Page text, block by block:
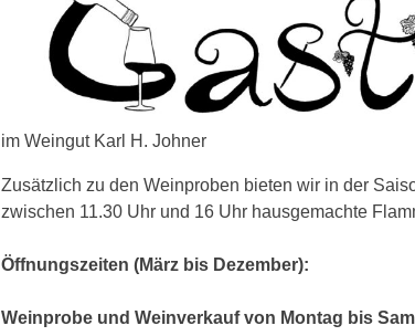
im Weingut Karl H. Johner
Zusätzlich zu den Weinproben bieten wir in der
zwischen 11.30 Uhr und 16 Uhr hausgemachte
Öffnungszeiten (März bis Dezember):
Weinprobe und Weinverkauf von Montag bis